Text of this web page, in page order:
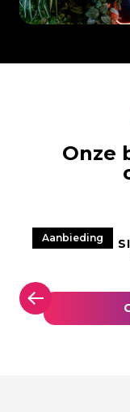
Onze
Aanbieding
LED NEON